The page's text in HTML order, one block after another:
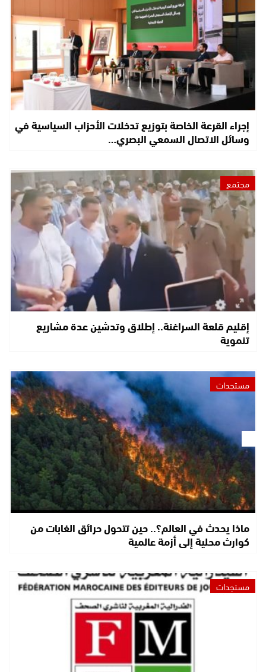
إجراء القرعة الخاصة بتوزيع تدخلات الأحزاب السياسية في
وسائل الاتصال السمعي البصري…
مجتمع
إقليم قلعة السراغنة.. إطلاق وتدشين عدة مشاريع
تنموية
مستجدات
ماذا يحدث في العالم؟.. حين تتحول حرائق الغابات من
كوارث محلية إلى أزمة عالمية
مستجدات